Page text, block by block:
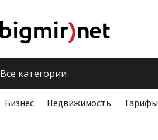
Все категории
Бизнес Недвижимость Тарифы